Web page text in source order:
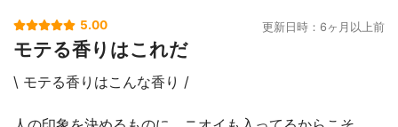
5.00 更新日時：6ヶ月以上前
モテる香りはこれだ
\ モテる香りはこんな香り /